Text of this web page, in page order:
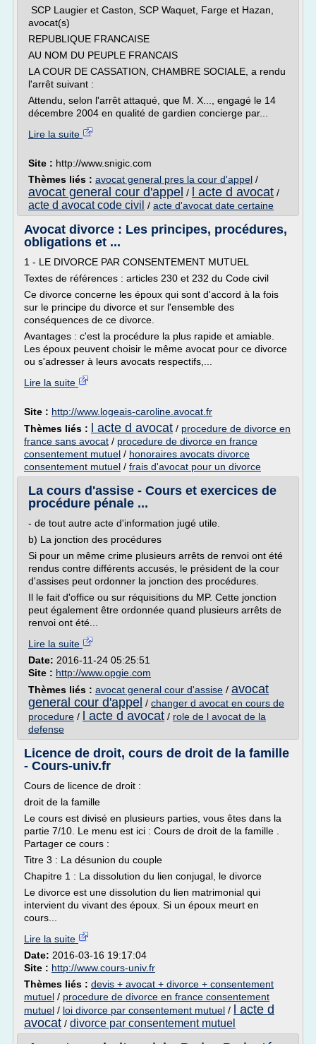
SCP Laugier et Caston, SCP Waquet, Farge et Hazan,
avocat(s)
REPUBLIQUE FRANCAISE
AU NOM DU PEUPLE FRANCAIS
LA COUR DE CASSATION, CHAMBRE SOCIALE, a rendu
l'arrêt suivant :
Attendu, selon l'arrêt attaqué, que M. X..., engagé le 14
décembre 2004 en qualité de gardien concierge par...
Lire la suite
Site : http://www.snigic.com
Thèmes liés : avocat general pres la cour d'appel /
avocat general cour d'appel / l acte d avocat /
acte d avocat code civil / acte d'avocat date certaine
Avocat divorce : Les principes, procédures,
obligations et ...
1 - LE DIVORCE PAR CONSENTEMENT MUTUEL
Textes de références : articles 230 et 232 du Code civil
Ce divorce concerne les époux qui sont d'accord à la fois
sur le principe du divorce et sur l'ensemble des
conséquences de ce divorce.
Avantages : c'est la procédure la plus rapide et amiable.
Les époux peuvent choisir le même avocat pour ce divorce
ou s'adresser à leurs avocats respectifs,...
Lire la suite
Site : http://www.logeais-caroline.avocat.fr
Thèmes liés :
l acte d avocat / procedure de divorce en
france sans avocat / procedure de divorce en france
consentement mutuel / honoraires avocats divorce
consentement mutuel / frais d'avocat pour un divorce
La cours d'assise - Cours et exercices de
procédure pénale ...
- de tout autre acte d'information jugé utile.
b) La jonction des procédures
Si pour un même crime plusieurs arrêts de renvoi ont été
rendus contre différents accusés, le président de la cour
d'assises peut ordonner la jonction des procédures.
Il le fait d'office ou sur réquisitions du MP. Cette jonction
peut également être ordonnée quand plusieurs arrêts de
renvoi ont été...
Lire la suite
Date: 2016-11-24 05:25:51
Site : http://www.opgie.com
Thèmes liés : avocat general cour d'assise / avocat
general cour d'appel / changer d avocat en cours de
procedure / l acte d avocat / role de l avocat de la
defense
Licence de droit, cours de droit de la famille
- Cours-univ.fr
Cours de licence de droit :
droit de la famille
Le cours est divisé en plusieurs parties, vous êtes dans la
partie 7/10. Le menu est ici : Cours de droit de la famille .
Partager ce cours :
Titre 3 : La désunion du couple
Chapitre 1 : La dissolution du lien conjugal, le divorce
Le divorce est une dissolution du lien matrimonial qui
intervient du vivant des époux. Si un époux meurt en
cours...
Lire la suite
Date: 2016-03-16 19:17:04
Site : http://www.cours-univ.fr
Thèmes liés : devis + avocat + divorce + consentement
mutuel / procedure de divorce en france consentement
mutuel / loi divorce par consentement mutuel /
l acte d
avocat / divorce par consentement mutuel